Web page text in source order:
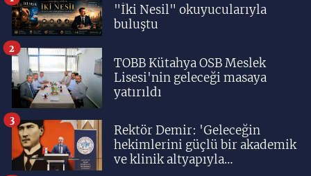
"İki Nesil" okuyucularıyla
buluştu
TOBB Kütahya OSB Meslek
Lisesi'nin geleceği masaya
yatırıldı
2
Rektör Demir: 'Geleceğin
hekimlerini güçlü bir akademik
ve klinik altyapıyla
3